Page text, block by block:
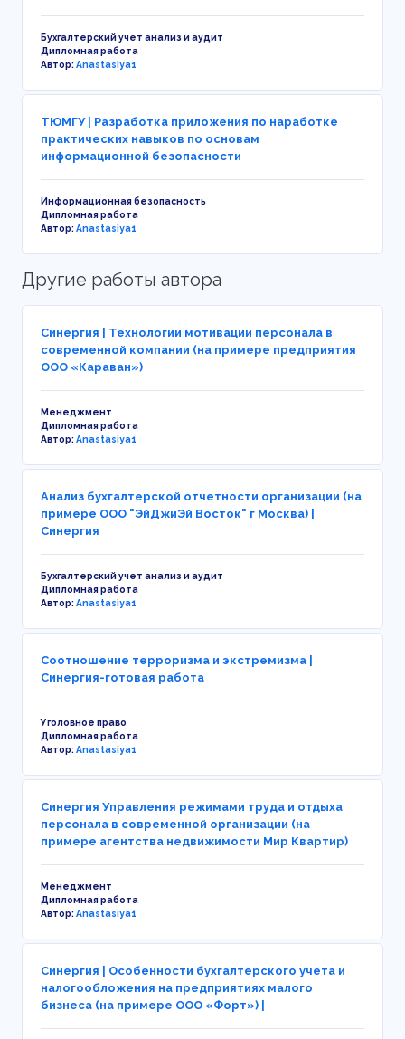
Бухгалтерский учет анализ и аудит
Дипломная работа
Автор:Anastasiya1
ТЮМГУ | Разработка приложения по наработке
практических навыков по основам
информационной безопасности
Информационная безопасность
Дипломная работа
Автор:Anastasiya1
Другие работы автора
Синергия | Технологии мотивации персонала в
современной компании (на примере предприятия
ООО «Караван»)
Менеджмент
Дипломная работа
Автор:Anastasiya1
Анализ бухгалтерской отчетности организации (на
примере ООО "ЭйДжиЭй Восток" г Москва) |
Синергия
Бухгалтерский учет анализ и аудит
Дипломная работа
Автор:Anastasiya1
Соотношение терроризма и экстремизма |
Синергия-готовая работа
Уголовное право
Дипломная работа
Автор:Anastasiya1
Синергия Управления режимами труда и отдыха
персонала в современной организации (на
примере агентства недвижимости Мир Квартир)
Менеджмент
Дипломная работа
Автор:Anastasiya1
Синергия | Особенности бухгалтерского учета и
налогообложения на предприятиях малого
бизнеса (на примере ООО «Форт») |